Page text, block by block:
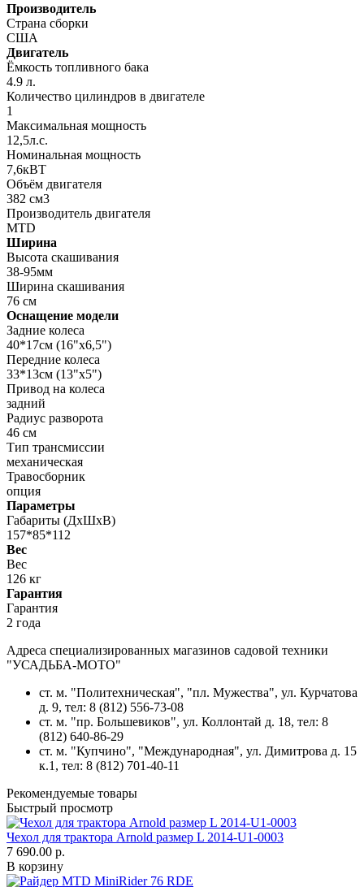
Производитель
Страна сборки
США
Двигатель
Ёмкость топливного бака
4.9 л.
Количество цилиндров в двигателе
1
Максимальная мощность
12,5л.с.
Номинальная мощность
7,6кВТ
Объём двигателя
382 см3
Производитель двигателя
MTD
Ширина
Высота скашивания
38-95мм
Ширина скашивания
76 см
Оснащение модели
Задние колеса
40*17см (16"x6,5")
Передние колеса
33*13см (13"x5")
Привод на колеса
задний
Радиус разворота
46 см
Тип трансмиссии
механическая
Травосборник
опция
Параметры
Габариты (ДхШхВ)
157*85*112
Вес
Вес
126 кг
Гарантия
Гарантия
2 года
Адреса специализированных магазинов садовой техники
"УСАДЬБА-МОТО"
ст. м. "Политехническая", "пл. Мужества", ул. Курчатова
д. 9, тел: 8 (812) 556-73-08
ст. м. "пр. Большевиков", ул. Коллонтай д. 18, тел: 8
(812) 640-86-29
ст. м. "Купчино", "Международная", ул. Димитрова д. 15
к.1 , тел: 8 (812) 701-40-11
Рекомендуемые товары
Быстрый просмотр
Чехол для трактора Arnold размер L 2014-U1-0003
7 690.00 р.
В корзину